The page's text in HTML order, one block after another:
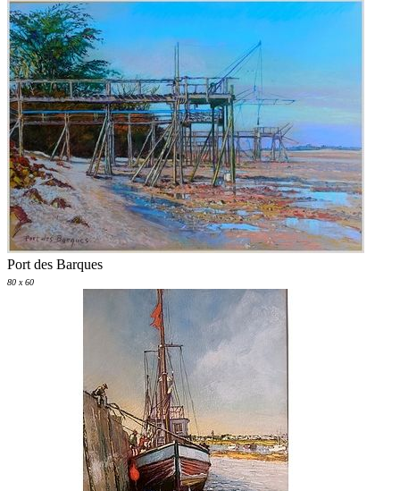
Port des Barques
80 x 60